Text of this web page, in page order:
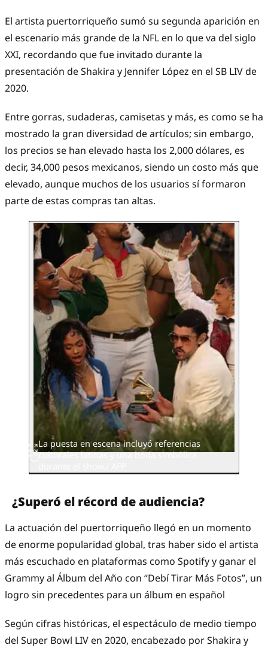
El artista puertorriqueño sumó su segunda aparición en
el escenario más grande de la NFL en lo que va del siglo
XXI, recordando que fue invitado durante la
presentación de Shakira y Jennifer López en el SB LIV de
2020.
Entre gorras, sudaderas, camisetas y más, es como se ha
mostrado la gran diversidad de artículos; sin embargo,
los precios se han elevado hasta los 2,000 dólares, es
decir, 34,000 pesos mexicanos, siendo un costo más que
elevado, aunque muchos de los usuarios sí formaron
parte de estas compras tan altas.
La puesta en escena incluyó referencias
culturales latinas y una boda simbólica
¿Superó el récord de audiencia?
La actuación del puertorriqueño llegó en un momento
de enorme popularidad global, tras haber sido el artista
más escuchado en plataformas como Spotify y ganar el
Grammy al Álbum del Año con “Debí Tirar Más Fotos”, un
logro sin precedentes para un álbum en español
Según cifras históricas, el espectáculo de medio tiempo
del Super Bowl LIV en 2020, encabezado por Shakira y